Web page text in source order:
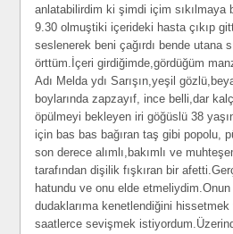
anlatabilirdim ki şimdi içim sıkılmaya
9.30 olmuştiki içerideki hasta çıkıp
seslenerek beni çağırdı bende utana
örttüm.İçeri girdiğimde,gördüğüm
Adı Melda ydı Sarışın,yeşil
boylarında zapzayıf, ince belli,dar
öpülmeyi bekleyen iri göğüslü 38
için bas bas bağıran taş gibi popolu,
son derece alımlı,bakımlı ve
tarafından dişilik fışkıran bir
hatundu ve onu elde etmeliydim.Onun
dudaklarıma kenetlendiğini hissetmek
saatlerce sevişmek